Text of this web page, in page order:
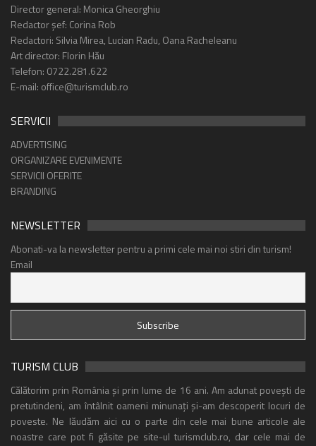
Director general: Monica Gheorghiu
Redactor șef: Corina Rob
Redactori: Silvia Mirea, Lucian Radu, Oana Racheleanu
Art director: Florin Hău
Telefon: 0722.281.622
E-mail: office@turismclub.ro
SERVICII
ADVERTISING
ORGANIZARE EVENIMENTE
SERVICII OFERITE
BRANDING
NEWSLETTER
Abonati-va la newsletter pentru a primi cele mai noi stiri din turism!
Email
TURISM CLUB
Călătorim prin România și prin lume de 16 ani. Am adunat povești de
pretutindeni, am întâlnit oameni minunați și-am descoperit locuri de
poveste. Ne lăudăm aici cu o parte din cele mai bune articole ale
noastre care pot fi găsite pe site-ul turismclub.ro, dar cele mai de